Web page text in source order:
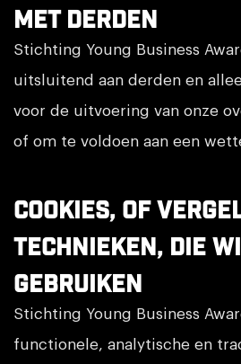
met derden
Stichting Young Business
uitsluitend aan derden en
voor de uitvoering van onze
of om te voldoen aan een
Cookies, of
technieken, die
gebruiken
Stichting Young Business
functionele, analytische en